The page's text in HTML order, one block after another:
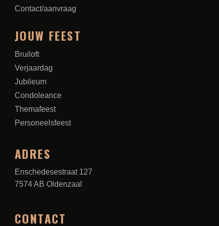
Contact/aanvraag
JOUW FEEST
Bruiloft
Verjaardag
Jubileum
Condoleance
Themafeest
Personeelsfeest
ADRES
Enschedesestraat 127
7574 AB Oldenzaal
CONTACT